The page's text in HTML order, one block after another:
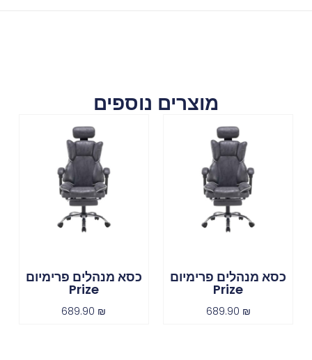
מוצרים נוספים
כסא מנהלים פרימיום
Prize
689.90 ₪
כסא מנהלים פרימיום
Prize
689.90 ₪